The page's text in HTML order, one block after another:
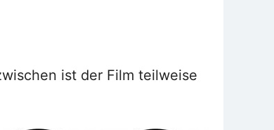
ist der Film teilweise